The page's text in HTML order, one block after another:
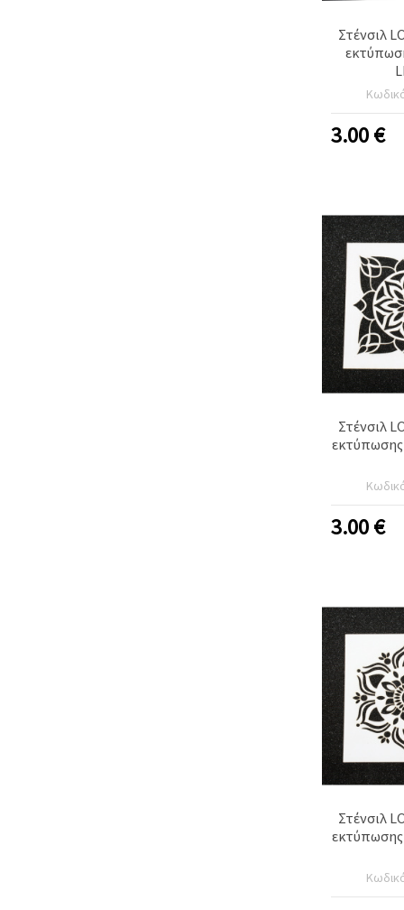
Στένσιλ
3.00€
Στένσιλ
εκτύπωσης
3.00€
Στένσιλ
εκτύπωσης